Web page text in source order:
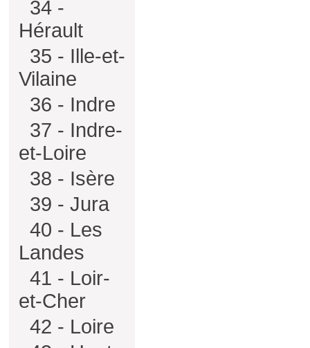
34 -
Hérault
35 - Ille-et-
Vilaine
36 - Indre
37 - Indre-
et-Loire
38 - Isère
39 - Jura
40 - Les
Landes
41 - Loir-
et-Cher
42 - Loire